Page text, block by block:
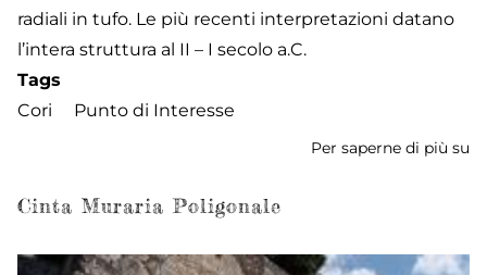
radiali in tufo. Le più recenti interpretazioni datano
l’intera struttura al II – I secolo a.C.
Tags
Cori
Punto di Interesse
Per saperne di più su
Cinta Muraria Poligonale